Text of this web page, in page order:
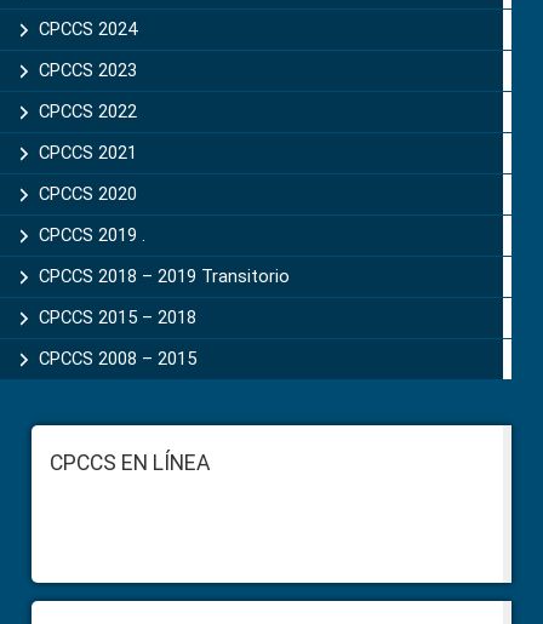
CPCCS 2024
CPCCS 2023
CPCCS 2022
CPCCS 2021
CPCCS 2020
CPCCS 2019 .
CPCCS 2018 – 2019 Transitorio
CPCCS 2015 – 2018
CPCCS 2008 – 2015
FooterCPCCS EN LÍNEA